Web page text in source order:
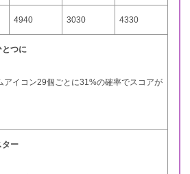
4940 3030 4330
とつに
アイコン29個ごとに31%の確率でスコアが
ター